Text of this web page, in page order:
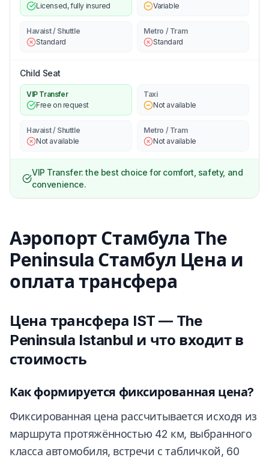
Licensed, fully insured
Variable
Havaist / Shuttle
Standard
Metro / Tram
Standard
Child Seat
VIP Transfer
Free on request
Taxi
Not available
Havaist / Shuttle
Not available
Metro / Tram
Not available
VIP Transfer: the best choice for comfort, safety, and
convenience.
Аэропорт Стамбула The
Peninsula Стамбул Цена и
оплата трансфера
Цена трансфера IST — The
Peninsula Istanbul и что входит в
стоимость
Как формируется фиксированная цена?
Фиксированная цена рассчитывается исходя из
маршрута протяжённостью 42 км, выбранного
класса автомобиля, встречи с табличкой, 60